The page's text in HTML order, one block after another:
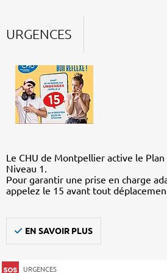
URGENCES
Le CHU de Montpellier active le
Niveau 1.
Pour garantir une prise en charge
appelez le 15 avant tout
EN SAVOIR PLUS
URGENCES